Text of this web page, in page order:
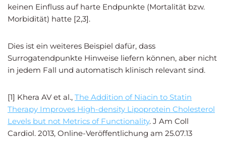
keinen Einfluss auf harte Endpunkte (Mortalität bzw.
Morbidität) hatte [2,3].
Dies ist ein weiteres Beispiel dafür, dass
Surrogatendpunkte Hinweise liefern können, aber nicht
in jedem Fall und automatisch klinisch relevant sind.
[1] Khera AV et al., The Addition of Niacin to Statin
Therapy Improves High-density Lipoprotein Cholesterol
Levels but not Metrics of Functionality. J Am Coll
Cardiol. 2013, Online-Veröffentlichung am 25.07.13